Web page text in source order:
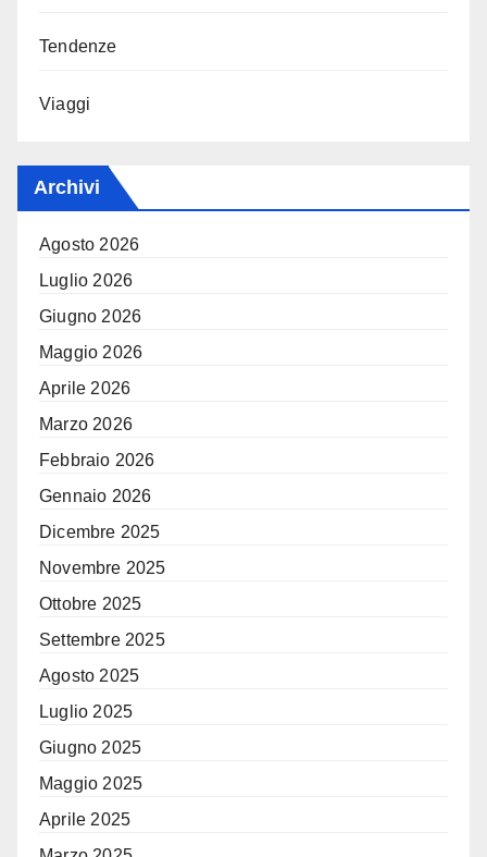
Tendenze
Viaggi
Archivi
Agosto 2026
Luglio 2026
Giugno 2026
Maggio 2026
Aprile 2026
Marzo 2026
Febbraio 2026
Gennaio 2026
Dicembre 2025
Novembre 2025
Ottobre 2025
Settembre 2025
Agosto 2025
Luglio 2025
Giugno 2025
Maggio 2025
Aprile 2025